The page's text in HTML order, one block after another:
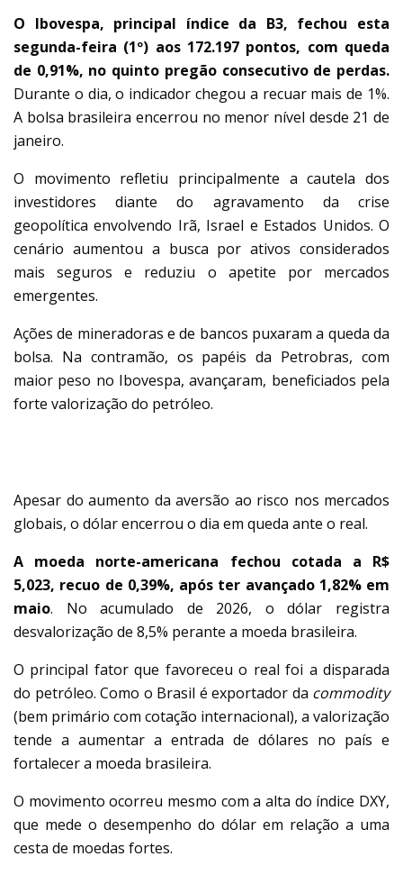
O Ibovespa, principal índice da B3, fechou esta
segunda-feira (1º) aos 172.197 pontos, com queda
de 0,91%, no quinto pregão consecutivo de perdas.
Durante o dia, o indicador chegou a recuar mais de 1%.
A bolsa brasileira encerrou no menor nível desde 21 de
janeiro.
O movimento refletiu principalmente a cautela dos
investidores diante do agravamento da crise
geopolítica envolvendo Irã, Israel e Estados Unidos. O
cenário aumentou a busca por ativos considerados
mais seguros e reduziu o apetite por mercados
emergentes.
Ações de mineradoras e de bancos puxaram a queda da
bolsa. Na contramão, os papéis da Petrobras, com
maior peso no Ibovespa, avançaram, beneficiados pela
forte valorização do petróleo.
Apesar do aumento da aversão ao risco nos mercados
globais, o dólar encerrou o dia em queda ante o real.
A moeda norte-americana fechou cotada a R$
5,023, recuo de 0,39%, após ter avançado 1,82% em
maio. No acumulado de 2026, o dólar registra
desvalorização de 8,5% perante a moeda brasileira.
O principal fator que favoreceu o real foi a disparada
do petróleo. Como o Brasil é exportador da commodity
(bem primário com cotação internacional), a valorização
tende a aumentar a entrada de dólares no país e
fortalecer a moeda brasileira.
O movimento ocorreu mesmo com a alta do índice DXY,
que mede o desempenho do dólar em relação a uma
cesta de moedas fortes.